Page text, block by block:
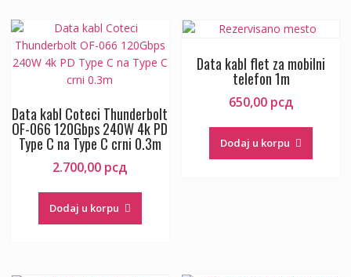
Data kabl Coteci Thunderbolt
OF-066 120Gbps 240W 4k PD
Type C na Type C crni 0.3m
2.700,00 рсд
Dodaj u korpu
Data kabl flet za mobilni
telefon 1m
650,00 рсд
Dodaj u korpu